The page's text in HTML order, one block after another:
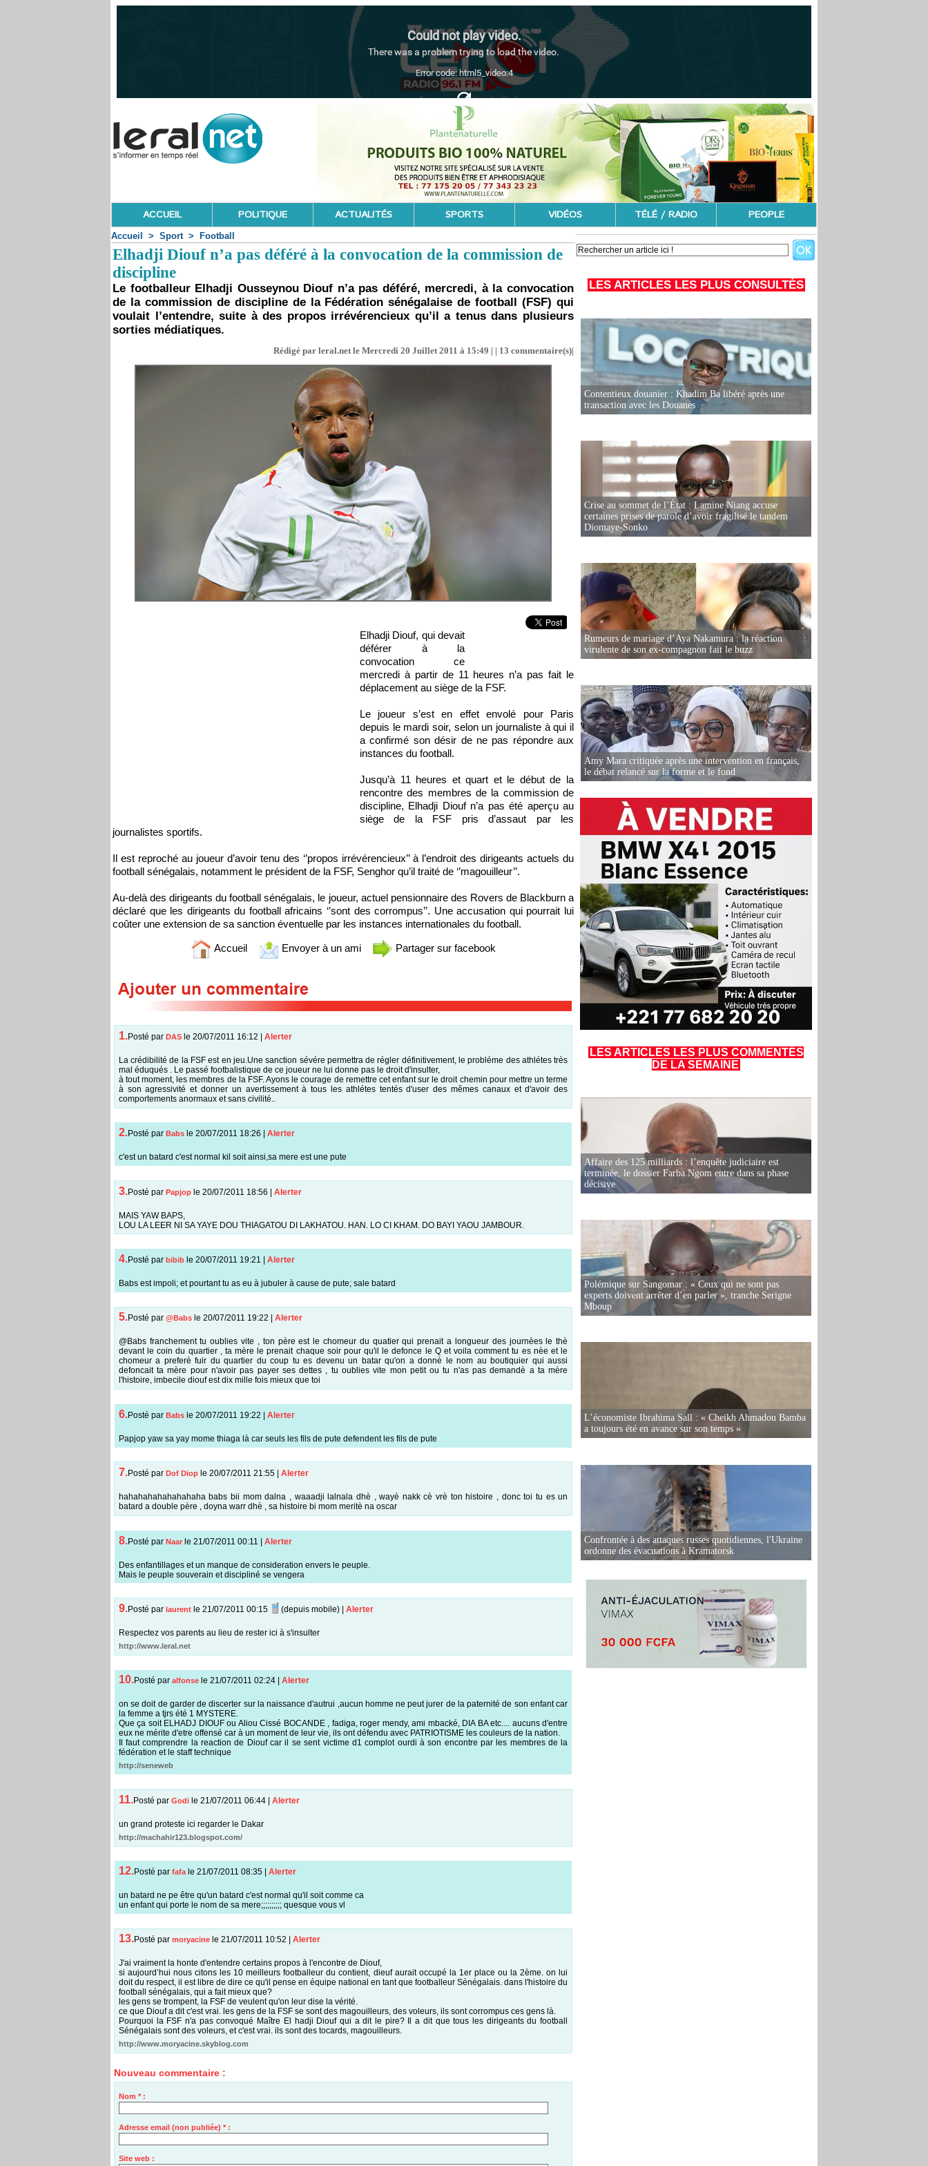
ACCUEIL POLITIQUE ACTUALITÉS SPORTS VIDÉOS TÉLÉ / RADIO PEOPLE
Accueil > Sport > Football
Elhadji Diouf n’a pas déféré à la convocation de la commission de
discipline
Le footballeur Elhadji Ousseynou Diouf n’a pas déféré, mercredi, à la convocation
de la commission de discipline de la Fédération sénégalaise de football (FSF) qui
voulait l’entendre, suite à des propos irrévérencieux qu’il a tenus dans plusieurs
sorties médiatiques.
Rédigé par leral.net le Mercredi 20 Juillet 2011 à 15:49 | | 13 commentaire(s)|
Elhadji Diouf, qui devait
déférer à la
convocation ce
mercredi à partir de 11 heures n’a pas fait le
déplacement au siège de la FSF.
Le joueur s’est en effet envolé pour Paris
depuis le mardi soir, selon un journaliste à qui il
a confirmé son désir de ne pas répondre aux
instances du football.
Jusqu’à 11 heures et quart et le début de la
rencontre des membres de la commission de
discipline, Elhadji Diouf n’a pas été aperçu au
siège de la FSF pris d’assaut par les
journalistes sportifs.
Il est reproché au joueur d’avoir tenu des ‘’propos irrévérencieux’’ à l’endroit des dirigeants actuels du
football sénégalais, notamment le président de la FSF, Senghor qu’il traité de ‘’magouilleur’’.
Au-delà des dirigeants du football sénégalais, le joueur, actuel pensionnaire des Rovers de Blackburn a
déclaré que les dirigeants du football africains ‘’sont des corrompus’’. Une accusation qui pourrait lui
coûter une extension de sa sanction éventuelle par les instances internationales du football.
Accueil Envoyer à un ami Partager sur facebook
1.Posté par DAS le 20/07/2011 16:12 | Alerter
La crédibilité de la FSF est en jeu.Une sanction sévére permettra de régler définitivement, le probléme des athlétes très
mal éduqués . Le passé footbalistique de ce joueur ne lui donne pas le droit d'insulter,
à tout moment, les membres de la FSF. Ayons le courage de remettre cet enfant sur le droit chemin pour mettre un terme
à son agressivité et donner un avertissement à tous les athlétes tentés d'user des mêmes canaux et d'avoir des
comportements anormaux et sans civilité..
2.Posté par Babs le 20/07/2011 18:26 Alerter
c'est un batard c'est normal kil soit ainsi,sa mere est une pute
3.Posté par Papjop le 20/07/2011 18:56 | Alerter
MAIS YAW BAPS,
LOU LA LEER NI SA YAYE DOU THIAGATOU DI LAKHATOU. HAN. LO CI KHAM. DO BAYI YAOU JAMBOUR.
4.Posté par bibib le 20/07/2011 19:21 Alerter
Babs est impoli; et pourtant tu as eu à jubuler à cause de pute; sale batard
5.Posté par @Babs le 20/07/2011 19:22 Alerter
@Babs franchement tu oublies vite , ton père est le chomeur du quatier qui prenait a longueur des journèes le thè
devant le coin du quartier , ta mère le prenait chaque soir pour qu'il le defonce le Q et voila comment tu es nèe et le
chomeur a preferè fuir du quartier du coup tu es devenu un batar qu'on a donnè le nom au boutiquier qui aussi
defoncait ta mère pour n'avoir pas payer ses dettes , tu oublies vite mon petit ou tu n'as pas demandè a ta mère
l'histoire, imbecile diouf est dix mille fois mieux que toi
6.Posté par Babs le 20/07/2011 19:22 | Alerter
Papjop yaw sa yay mome thiaga là car seuls les fils de pute defendent les fils de pute
7.Posté par Dof Diop le 20/07/2011 21:55 Alerter
hahahahahahahahaha babs bii mom dalna , waaadji lalnala dhè , wayè nakk cè vrè ton histoire , donc toi tu es un
batard a double père , doyna warr dhè , sa histoire bi mom meritè na oscar
8.Posté par Naar le 21/07/2011 00:11 | Alerter
Des enfantillages et un manque de consideration envers le peuple.
Mais le peuple souverain et discipliné se vengera
9.Posté par laurent le 21/07/2011 00:15 (depuis mobile)| Alerter
Respectez vos parents au lieu de rester ici à s'insulter
http://www.leral.net
10.Posté par alfonse le 21/07/2011 02:24 Alerter
on se doit de garder de discerter sur la naissance d'autrui ,aucun homme ne peut jurer de la paternité de son enfant car
la femme a tjrs été 1 MYSTERE.
Que ça soit ELHADJ DIOUF ou Aliou Cissé BOCANDE , fadiga, roger mendy, ami mbacké, DIA BA etc.... aucuns d'entre
eux ne mérite d'etre offensé car à un moment de leur vie, ils ont défendu avec PATRIOTISME les couleurs de la nation.
Il faut comprendre la reaction de Diouf car il se sent victime d1 complot ourdi à son encontre par les membres de la
fédération et le staff technique
http://seneweb
11.Posté par Godi le 21/07/2011 06:44 | Alerter
un grand proteste ici regarder le Dakar
http://machahir123.blogspot.com/
12.Posté par fafa le 21/07/2011 08:35 Alerter
un batard ne pe être qu'un batard c'est normal qu'il soit comme ca
un enfant qui porte le nom de sa mere;;;;;;;;;; quesque vous vl
13.Posté par moryacine le 21/07/2011 10:52 Alerter
J'ai vraiment la honte d'entendre certains propos à l'encontre de Diouf,
si aujourd’hui nous citons les 10 meilleurs footballeur du contient, dieuf aurait occupé la 1er place ou la 2ème. on lui
doit du respect, il est libre de dire ce qu'il pense en équipe national en tant que footballeur Sénégalais. dans l'histoire du
football sénégalais, qui a fait mieux que?
les gens se trompent, la FSF de veulent qu'on leur dise la vérité.
ce que Diouf a dit c'est vrai. les gens de la FSF se sont des magouilleurs, des voleurs, ils sont corrompus ces gens là.
Pourquoi la FSF n'a pas convoqué Maître El hadji Diouf qui a dit le pire? Il a dit que tous les dirigeants du football
Sénégalais sont des voleurs, et c'est vrai. ils sont des tocards, magouilleurs.
http://www.moryacine.skyblog.com
Nouveau commentaire :
Nom * :
Adresse email (non publiée) * :
Site web :
LES ARTICLES LES PLUS CONSULTÉS
Contentieux douanier : Khadim Ba libéré après une
transaction avec les Douanes
Crise au sommet de l’État : Lamine Niang accuse
certaines prises de parole d’avoir fragilisé le tandem
Diomaye-Sonko
Rumeurs de mariage d’Aya Nakamura : la réaction
virulente de son ex-compagnon fait le buzz
Amy Mara critiquée après une intervention en français,
le débat relancé sur la forme et le fond
LES ARTICLES LES PLUS COMMENTÉS
DE LA SEMAINE
Affaire des 125 milliards : l’enquête judiciaire est
terminée, le dossier Farba Ngom entre dans sa phase
décisive
Polémique sur Sangomar : « Ceux qui ne sont pas
experts doivent arrêter d’en parler », tranche Serigne
Mboup
L’économiste Ibrahima Sall : « Cheikh Ahmadou Bamba
a toujours été en avance sur son temps »
Confrontée à des attaques russes quotidiennes, l'Ukraine
ordonne des évacuations à Kramatorsk